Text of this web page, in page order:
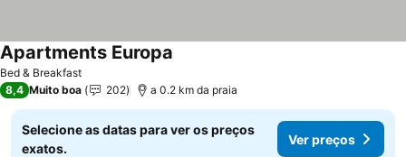
Bed & Breakfast
Apartments Europa
8,4 Muito boa 202 a 0.2 km da praia
Selecione as datas para ver os preços
exatos.
Ver preços